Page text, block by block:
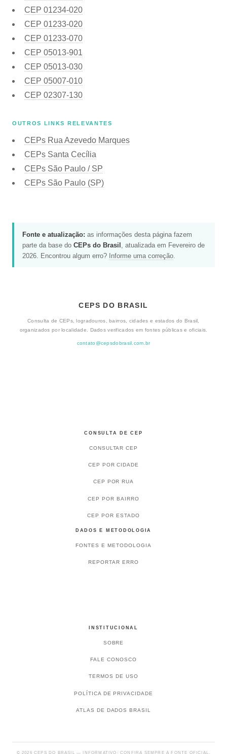
CEP 01234-020
CEP 01233-020
CEP 01233-070
CEP 05013-901
CEP 05013-030
CEP 05007-010
CEP 02307-130
OUTROS LINKS RELEVANTES
CEPs Rua Azevedo Marques
CEPs Santa Cecília
CEPs São Paulo / SP
CEPs São Paulo (SP)
Fonte e atualização: as informações desta página fazem
parte da base do CEPs do Brasil , atualizada em Fevereiro de
2026. Encontrou algum erro? Informe uma correção
CEPS DO BRASIL
Consulta de CEPs, logradouros, bairros, cidades e estados do Brasil,
organizados por localidade. Dados verificados em fontes públicas e oficiais.
contato@cepsdobrasil.com.br
CONSULTA DE CEP
CONSULTAR CEP
CEP POR CIDADE
CEP POR RUA
CEP POR BAIRRO
CEP POR ESTADO
DADOS E METODOLOGIA
FONTES E METODOLOGIA
REPORTAR ERRO
INSTITUCIONAL
SOBRE
FALE CONOSCO
TERMOS DE USO
POLÍTICA DE PRIVACIDADE
ATLAS DE DADOS BRASIL
© 2026 CEPS DO BRASIL — INFORMATIVO; CONFIRA SEMPRE A FONTE OFICIAL.